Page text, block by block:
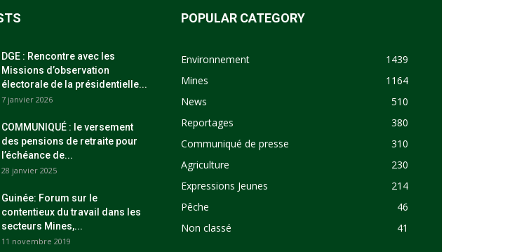
DGE : Rencontre avec les
Missions d’observation
électorale de la présidentielle...
7 janvier 2026
COMMUNIQUÉ : le versement
des pensions de retraite pour
l’échéance de...
28 janvier 2025
Guinée: Forum sur le
contentieux du travail dans les
secteurs Mines,...
11 novembre 2019
POPULAR CATEGORY
Environnement
1439
Mines
1164
News
510
Reportages
380
Communiqué de presse
310
Agriculture
230
Expressions Jeunes
214
Pêche
46
Non classé
41